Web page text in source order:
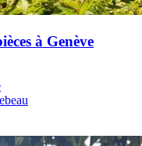
à Genève